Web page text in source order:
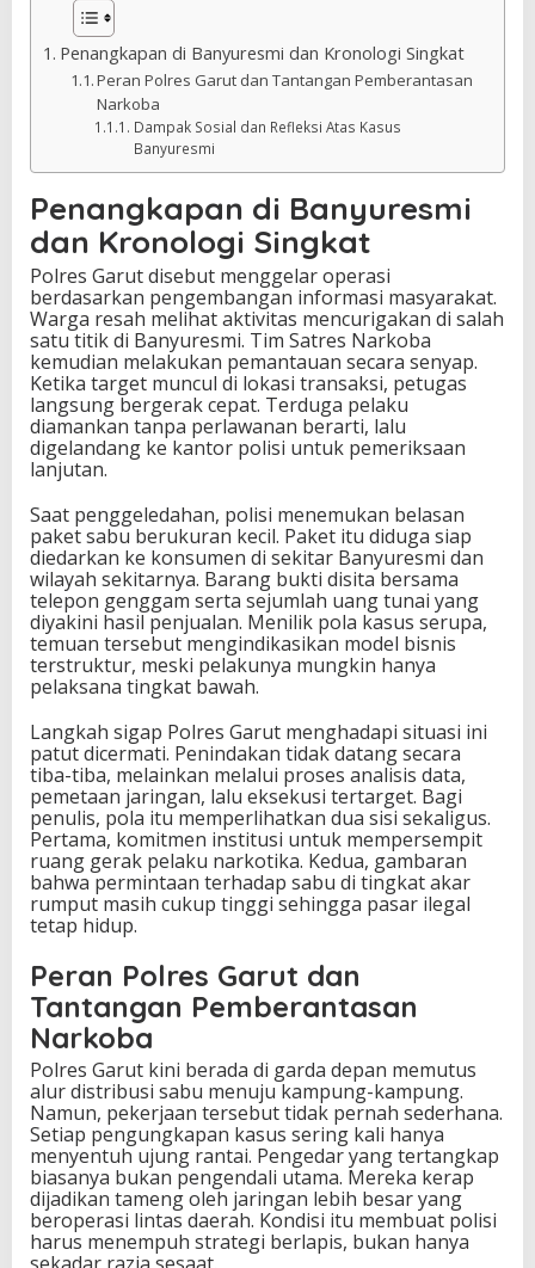
Penangkapan di Banyuresmi dan Kronologi Singkat
Peran Polres Garut dan Tantangan Pemberantasan
Narkoba
Dampak Sosial dan Refleksi Atas Kasus
Banyuresmi
Penangkapan di Banyuresmi
dan Kronologi Singkat
Polres Garut disebut menggelar operasi
berdasarkan pengembangan informasi masyarakat.
Warga resah melihat aktivitas mencurigakan di salah
satu titik di Banyuresmi. Tim Satres Narkoba
kemudian melakukan pemantauan secara senyap.
Ketika target muncul di lokasi transaksi, petugas
langsung bergerak cepat. Terduga pelaku
diamankan tanpa perlawanan berarti, lalu
digelandang ke kantor polisi untuk pemeriksaan
lanjutan.
Saat penggeledahan, polisi menemukan belasan
paket sabu berukuran kecil. Paket itu diduga siap
diedarkan ke konsumen di sekitar Banyuresmi dan
wilayah sekitarnya. Barang bukti disita bersama
telepon genggam serta sejumlah uang tunai yang
diyakini hasil penjualan. Menilik pola kasus serupa,
temuan tersebut mengindikasikan model bisnis
terstruktur, meski pelakunya mungkin hanya
pelaksana tingkat bawah.
Langkah sigap Polres Garut menghadapi situasi ini
patut dicermati. Penindakan tidak datang secara
tiba-tiba, melainkan melalui proses analisis data,
pemetaan jaringan, lalu eksekusi tertarget. Bagi
penulis, pola itu memperlihatkan dua sisi sekaligus.
Pertama, komitmen institusi untuk mempersempit
ruang gerak pelaku narkotika. Kedua, gambaran
bahwa permintaan terhadap sabu di tingkat akar
rumput masih cukup tinggi sehingga pasar ilegal
tetap hidup.
Peran Polres Garut dan
Tantangan Pemberantasan
Narkoba
Polres Garut kini berada di garda depan memutus
alur distribusi sabu menuju kampung-kampung.
Namun, pekerjaan tersebut tidak pernah sederhana.
Setiap pengungkapan kasus sering kali hanya
menyentuh ujung rantai. Pengedar yang tertangkap
biasanya bukan pengendali utama. Mereka kerap
dijadikan tameng oleh jaringan lebih besar yang
beroperasi lintas daerah. Kondisi itu membuat polisi
harus menempuh strategi berlapis, bukan hanya